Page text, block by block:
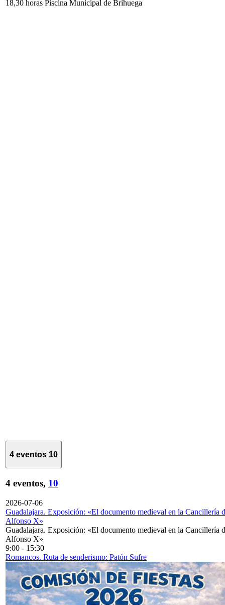
18,30 horas Piscina Municipal de Brihuega
4 eventos 10
4 eventos, 10
2026-07-06
Guadalajara. Exposición: «El documento medieval en la Cancillería
Alfonso X»
Guadalajara. Exposición: «El documento medieval en la Cancillería
Alfonso X»
9:00 - 15:30
Romancos. Ruta de senderismo: Patón Sufre